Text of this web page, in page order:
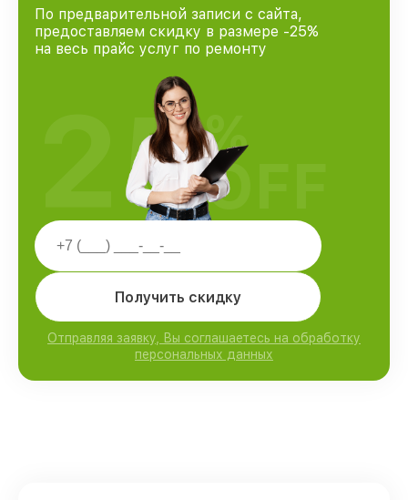
По предварительной записи с сайта,
предоставляем скидку в размере -25%
на весь прайс услуг по ремонту
Получить скидку
Отправляя заявку, Вы соглашаетесь на обработку
персональных данных
25%
OFF